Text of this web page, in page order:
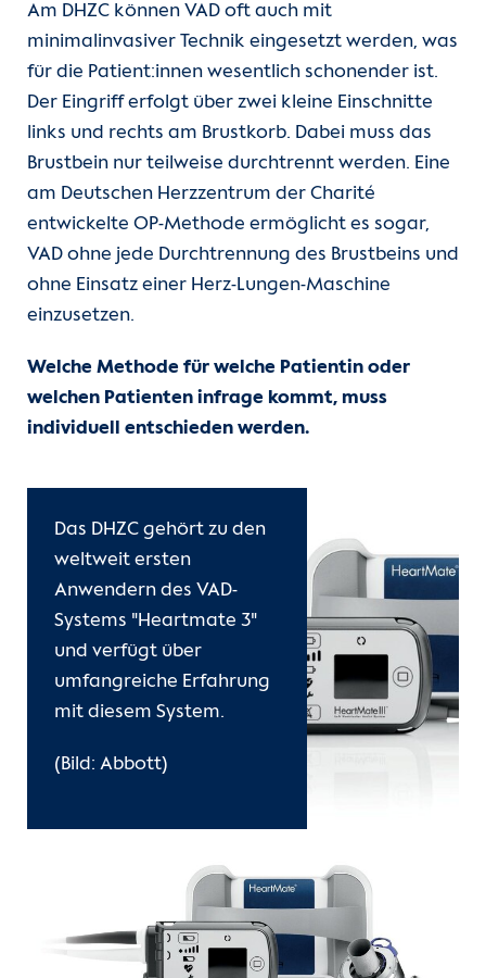
Am DHZC können VAD oft auch mit
minimalinvasiver Technik eingesetzt werden, was
für die Patient:innen wesentlich schonender ist.
Der Eingriff erfolgt über zwei kleine Einschnitte
links und rechts am Brustkorb. Dabei muss das
Brustbein nur teilweise durchtrennt werden. Eine
am Deutschen Herzzentrum der Charité
entwickelte OP-Methode ermöglicht es sogar,
VAD ohne jede Durchtrennung des Brustbeins und
ohne Einsatz einer Herz-Lungen-Maschine
einzusetzen.
Welche Methode für welche Patientin oder
welchen Patienten infrage kommt, muss
individuell entschieden werden.
Das DHZC gehört zu den
weltweit ersten
Anwendern des VAD-
Systems "Heartmate 3"
und verfügt über
umfangreiche Erfahrung
mit diesem System.
(Bild: Abbott)